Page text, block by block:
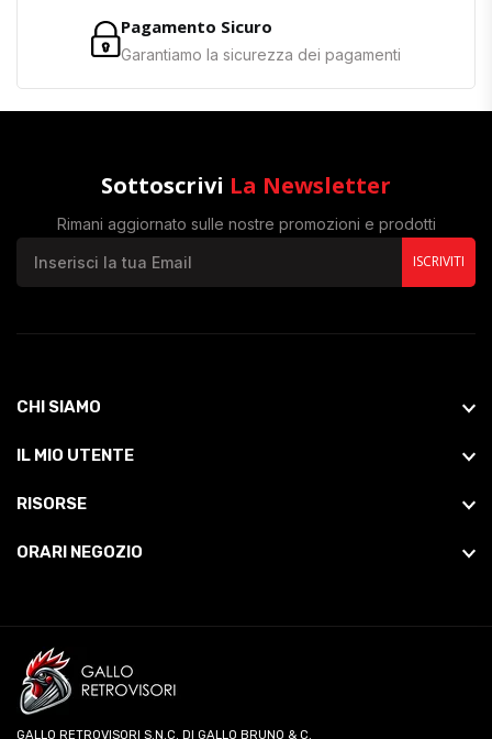
Pagamento Sicuro
Garantiamo la sicurezza dei pagamenti
Sottoscrivi La Newsletter
Rimani aggiornato sulle nostre promozioni e prodotti
ISCRIVITI
CHI SIAMO
IL MIO UTENTE
RISORSE
ORARI NEGOZIO
GALLO RETROVISORI S.N.C. DI GALLO BRUNO & C.